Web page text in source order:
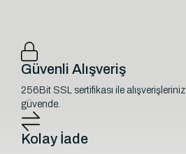
Güvenli Alışveriş
256Bit SSL sertifikası ile alışverişleriniz
güvende.
Kolay İade